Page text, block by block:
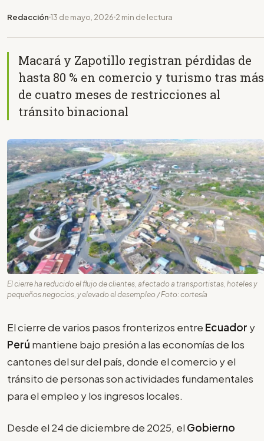
Redacción 13 de mayo, 2026 2 min de lectura
Macará y Zapotillo registran pérdidas de
hasta 80 % en comercio y turismo tras más
de cuatro meses de restricciones al
tránsito binacional
El cierre ha reducido el flujo de clientes, afectado a transportistas, hoteles y
pequeños negocios, y elevado el desempleo / Foto: cortesía
El cierre de varios pasos fronterizos entre Ecuador y
Perú mantiene bajo presión a las economías de los
cantones del sur del país, donde el comercio y el
tránsito de personas son actividades fundamentales
para el empleo y los ingresos locales.
Desde el 24 de diciembre de 2025, el Gobierno